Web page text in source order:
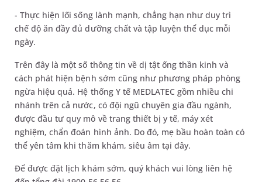
- Thực hiện lối sống lành mạnh, chẳng hạn như duy trì
chế độ ăn đầy đủ dưỡng chất và tập luyện thể dục mỗi
ngày.
Trên đây là một số thông tin về dị tật ống thần kinh và
cách phát hiện bệnh sớm cũng như phương pháp phòng
ngừa hiệu quả. Hệ thống Y tế MEDLATEC gồm nhiều chi
nhánh trên cả nước, có đội ngũ chuyên gia đầu ngành,
được đầu tư quy mô về trang thiết bị y tế, máy xét
nghiệm, chẩn đoán hình ảnh. Do đó, mẹ bầu hoàn toàn có
thể yên tâm khi thăm khám, siêu âm tại đây.
Để được đặt lịch khám sớm, quý khách vui lòng liên hệ